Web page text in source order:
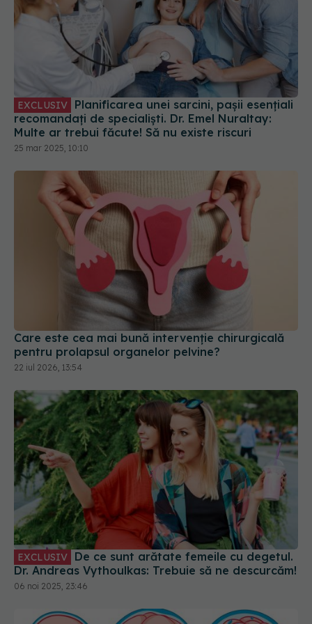
Planificarea unei sarcini, pașii esențiali
recomandați de specialiști. Dr. Emel Nuraltay:
Multe ar trebui făcute! Să nu existe riscuri
25 mar 2025, 10:10
Care este cea mai bună intervenție chirurgicală
pentru prolapsul organelor pelvine?
EXCLUSIV De ce sunt arătate femeile cu degetul.
Dr. Andreas Vythoulkas: Trebuie să ne descurcăm!
06 noi 2025, 23:46